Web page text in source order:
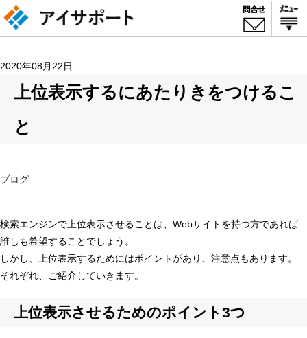
2020年08月22日
上位表示するにあたりきをつけるこ
と
ブログ
検索エンジンで上位表示させることは、Webサイトを持つ方であれば
誰しも希望することでしょう。
しかし、上位表示するためにはポイントがあり、注意点もあります。
それぞれ、ご紹介していきます。
上位表示させるためのポイント3つ